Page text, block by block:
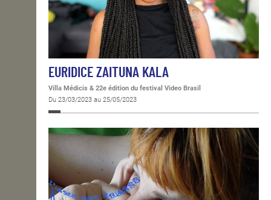
EURIDICE ZAITUNA KALA
Villa Médicis & 22e édition du festival Video Brasil
Du 23/03/2023 au 25/05/2023